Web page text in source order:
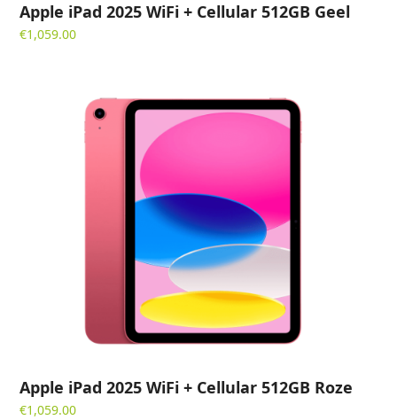
Apple iPad 2025 WiFi + Cellular 512GB Geel
€1,059.00
Apple iPad 2025 WiFi + Cellular 512GB Roze
€1,059.00